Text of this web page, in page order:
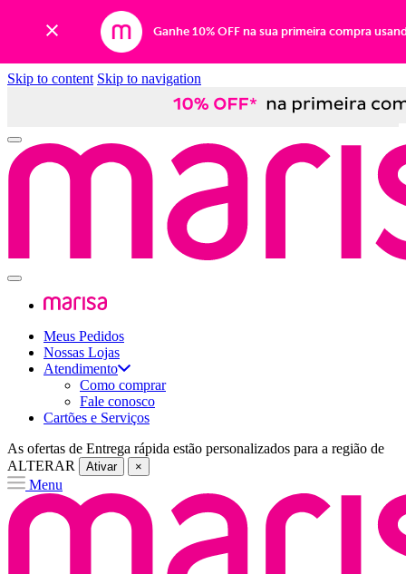
Ganhe 10% OFF na sua primeira compra
Skip to content Skip to navigation
Meus Pedidos
Nossas Lojas
Atendimento
Como comprar
Fale conosco
Cartões e Serviços
As ofertas de Entrega rápida estão personalizados para a região de
ALTERAR
Ativar ×
Menu